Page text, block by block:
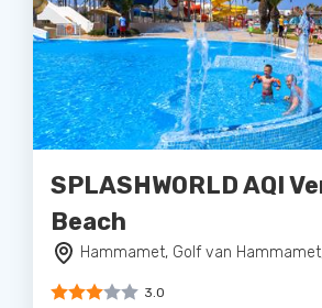
SPLASHWORLD AQI
Beach
Hammamet, Golf van
3.0